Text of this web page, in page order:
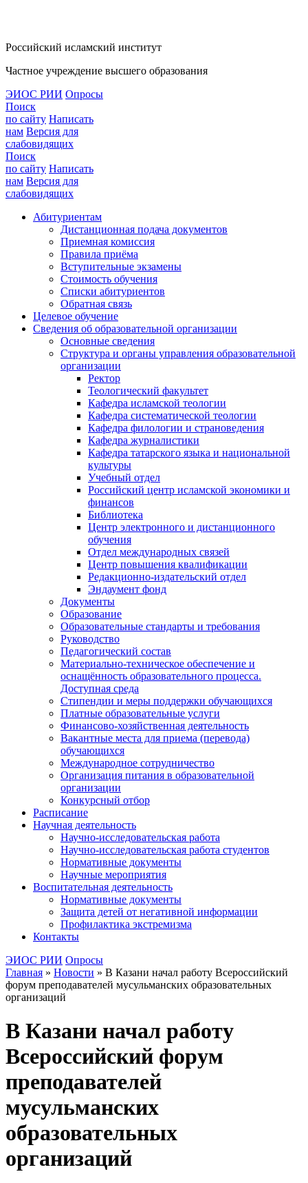
Российский исламский институт
Частное учреждение высшего образования
ЭИОС РИИ Опросы
Поиск
по сайту Написать
нам Версия для
слабовидящих
Поиск
по сайту Написать
нам Версия для
слабовидящих
Абитуриентам
Дистанционная подача документов
Приемная комиссия
Правила приёма
Вступительные экзамены
Стоимость обучения
Списки абитуриентов
Обратная связь
Целевое обучение
Сведения об образовательной организации
Основные сведения
Структура и органы управления образовательной
организации
Ректор
Теологический факультет
Кафедра исламской теологии
Кафедра систематической теологии
Кафедра филологии и страноведения
Кафедра журналистики
Кафедра татарского языка и национальной
культуры
Учебный отдел
Российский центр исламской экономики и
финансов
Библиотека
Центр электронного и дистанционного
обучения
Отдел международных связей
Центр повышения квалификации
Редакционно-издательский отдел
Эндаумент фонд
Документы
Образование
Образовательные стандарты и требования
Руководство
Педагогический состав
Материально-техническое обеспечение и
оснащённость образовательного процесса.
Доступная среда
Стипендии и меры поддержки обучающихся
Платные образовательные услуги
Финансово-хозяйственная деятельность
Вакантные места для приема (перевода)
обучающихся
Международное сотрудничество
Организация питания в образовательной
организации
Конкурсный отбор
Расписание
Научная деятельность
Научно-исследовательская работа
Научно-исследовательская работа студентов
Нормативные документы
Научные мероприятия
Воспитательная деятельность
Нормативные документы
Защита детей от негативной информации
Профилактика экстремизма
Контакты
ЭИОС РИИ Опросы
Главная » Новости » В Казани начал работу Всероссийский
форум преподавателей мусульманских образовательных
организаций
В Казани начал работу
Всероссийский форум
преподавателей
мусульманских
образовательных
организаций